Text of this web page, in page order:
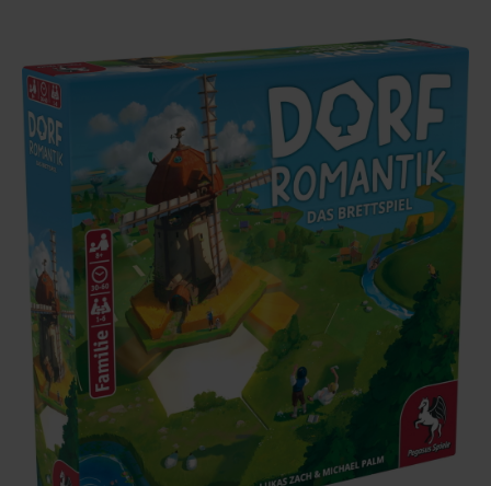
Preise-Awards
Branchen-/Wirtschaftsnews
Interviews
Crowdfunding
Veranstaltungen-Events
In eigener Sache-On our own behalf
Archivierte Meldungen-News archive